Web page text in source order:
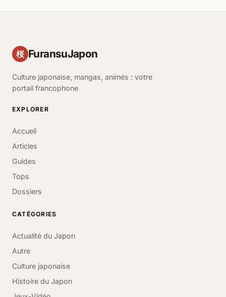
桜 FuransuJapon
Culture japonaise, mangas, animés : votre
portail francophone
EXPLORER
Accueil
Articles
Guides
Tops
Dossiers
CATÉGORIES
Actualité du Japon
Autre
Culture japonaise
Histoire du Japon